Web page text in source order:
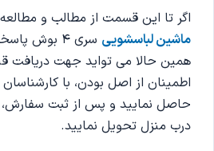
اگر تا این قسمت از مطالب و
ماشین لباسشویی
سری 4 بوش
همین حالا می تواید جهت دریافت
اطمینان از اصل بودن، با
حاصل نمایید و پس از ثبت سفارش،
درب منزل تحویل نمایید.